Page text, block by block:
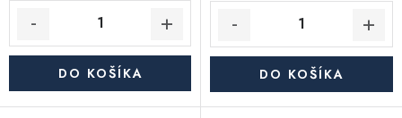
DO KOŠÍKA DO KOŠÍKA